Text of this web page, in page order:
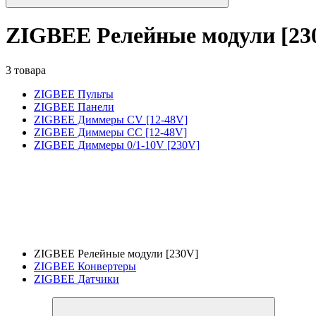
ZIGBEE Релейные модули
3 товара
ZIGBEE Пульты
ZIGBEE Панели
ZIGBEE Диммеры CV [12-48V]
ZIGBEE Диммеры CC [12-48V]
ZIGBEE Диммеры 0/1-10V [230V]
ZIGBEE Релейные модули [230V]
ZIGBEE Конвертеры
ZIGBEE Датчики